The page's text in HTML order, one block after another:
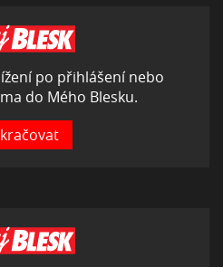
po přihlášení nebo
do Mého Blesku.